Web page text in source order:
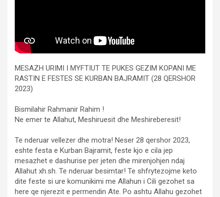
MESAZH URIMI I MYFTIUT TE PUKES GEZIM KOPANI ME
RASTIN E FESTES SE KURBAN BAJRAMIT (28 QERSHOR
2023)
Bismilahir Rahmanir Rahim !
Ne emer te Allahut, Meshiruesit dhe Meshireberesit!
Te nderuar vellezer dhe motra! Neser 28 qershor 2023,
eshte festa e Kurban Bajramit, feste kjo e cila jep
mesazhet e dashurise per jeten dhe mirenjohjen ndaj
Allahut xh.sh. Te nderuar besimtar! Te shfrytezojme keto
dite feste si ure komunikimi me Allahun i Cili gezohet sa
here qe njerezit e permendin Ate. Po ashtu Allahu gezohet